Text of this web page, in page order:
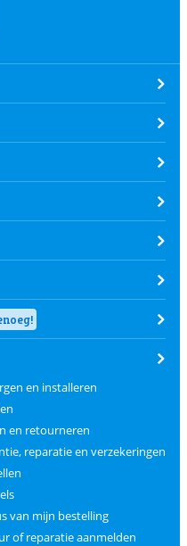
en installeren
en retourneren
reparatie en verzekeringen
van mijn bestelling
of reparatie aanmelden